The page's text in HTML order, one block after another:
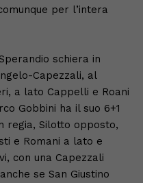
per l’intera
schiera in
Capezzali, al
a lato Cappelli e Roani
Gobbini ha il suo 6+1
regia, Silotto opposto,
e Romani a lato e
con una Capezzali
se San Giustino